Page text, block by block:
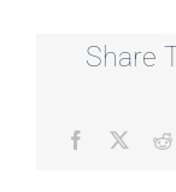
Share
Facebook